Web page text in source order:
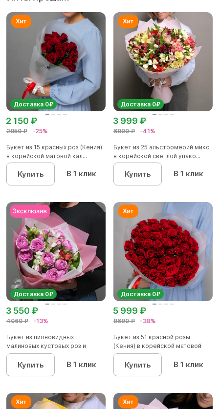
Доставка 0₽
2850 ₽ -25%
2 150 ₽
Букет из 15 красных роз (Кения)
в корейской матовой кал...
Купить В 1 клик
Доставка 0₽
6800 ₽ -41%
3 999 ₽
Букет из 25 альстромерий микс
в корейской светлой упако...
Купить В 1 клик
Доставка 0₽
4060 ₽ -13%
3 550 ₽
Букет из пионовидных
малиновых кустовых роз и
альстроме...
Купить В 1 клик
Доставка 0₽
9690 ₽ -38%
5 999 ₽
Букет из 51 красной розы
(Кения) в корейской матовой
уп...
Купить В 1 клик